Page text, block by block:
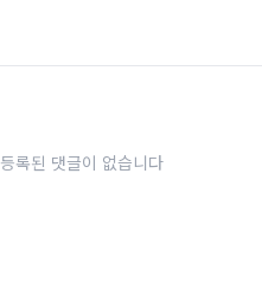
등록된 댓글이 없습니다